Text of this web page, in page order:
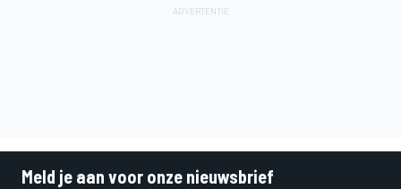
Meld je aan voor onze nieuwsbrief